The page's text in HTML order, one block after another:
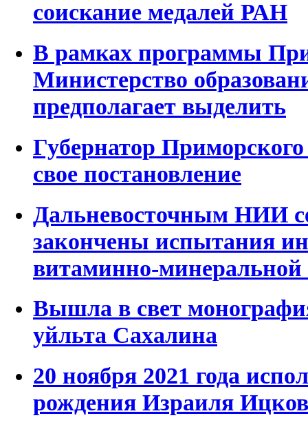
соискание медалей РАН
В рамках программы
Министерство
предполагает выделить
Губернатор
свое постановление
Дальневосточным НИИ
закончены испытания
витаминно-минеральной
Вышла в свет
уйльта Сахалина
20 ноября 2021 года
рождения Израиля